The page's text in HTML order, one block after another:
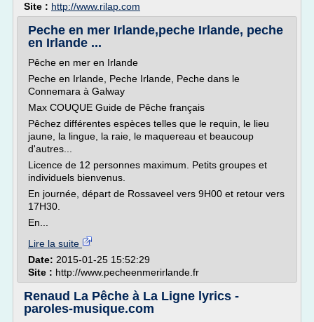
Site : http://www.rilap.com
Peche en mer Irlande,peche Irlande, peche
en Irlande ...
Pêche en mer en Irlande
Peche en Irlande, Peche Irlande, Peche dans le
Connemara à Galway
Max COUQUE Guide de Pêche français
Pêchez différentes espèces telles que le requin, le lieu
jaune, la lingue, la raie, le maquereau et beaucoup
d'autres...
Licence de 12 personnes maximum. Petits groupes et
individuels bienvenus.
En journée, départ de Rossaveel vers 9H00 et retour vers
17H30.
En...
Lire la suite
Date: 2015-01-25 15:52:29
Site : http://www.pecheenmerirlande.fr
Renaud La Pêche à La Ligne lyrics -
paroles-musique.com